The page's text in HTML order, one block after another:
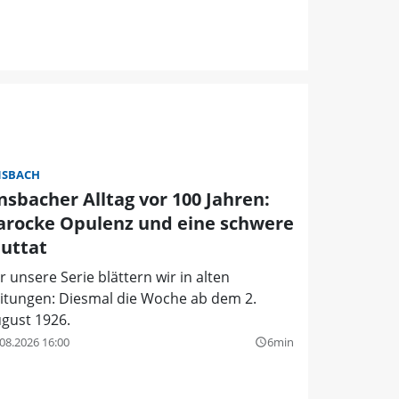
Alltag vor 100 Jahren:
Opulenz und eine schwere
unsere Serie blättern wir in alten
Diesmal die Woche ab dem 2.
1926.
16:00 query_builder6min